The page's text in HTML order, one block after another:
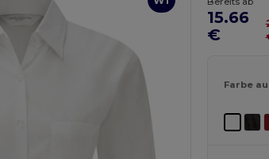
15.66
€
Farbe